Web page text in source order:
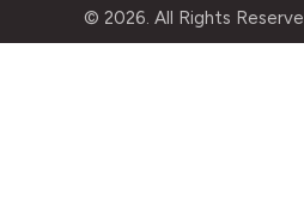
© 2026. All Rights